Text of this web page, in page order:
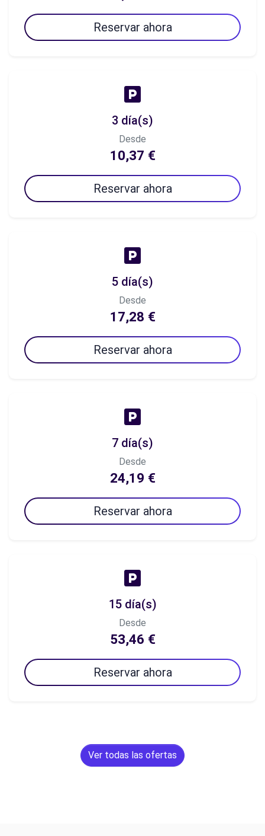
Reservar ahora
3 día(s)
Desde
10,37 €
Reservar ahora
5 día(s)
Desde
17,28 €
Reservar ahora
7 día(s)
Desde
24,19 €
Reservar ahora
15 día(s)
Desde
53,46 €
Reservar ahora
Ver todas las ofertas